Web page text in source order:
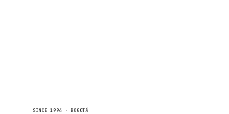
SINCE 1994 · BOGOTÁ